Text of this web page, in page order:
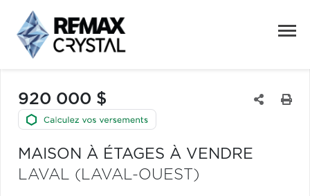
920 000 $
MAISON À ÉTAGES À VENDRE
LAVAL (LAVAL-OUEST)